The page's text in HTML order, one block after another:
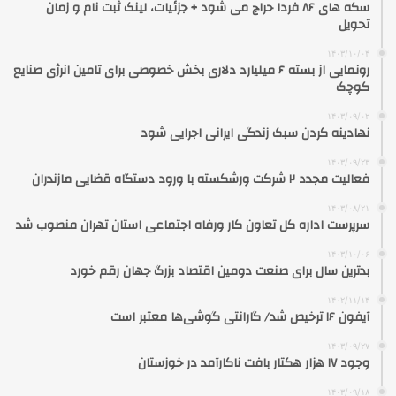
سکه‌ های ۸۶ فردا حراج می شود + جزئیات، لینک ثبت نام و زمان
تحویل
۱۴۰۳/۱۰/۰۴
رونمایی از بسته ۶ میلیارد دلاری بخش خصوصی برای تامین انرژی صنایع
کوچک
۱۴۰۳/۰۹/۰۲
نهادینه کردن سبک زندگی ایرانی اجرایی شود
۱۴۰۳/۰۹/۲۳
فعالیت مجدد ۲ شرکت ورشکسته با ورود دستگاه قضایی مازندران
۱۴۰۳/۰۸/۲۱
سرپرست اداره کل تعاون کار ورفاه اجتماعی استان تهران منصوب شد
۱۴۰۳/۱۰/۰۶
بدترین سال برای صنعت دومین اقتصاد بزرگ جهان رقم خورد
۱۴۰۲/۱۱/۱۴
آیفون ۱۶ ترخیص شد/ گارانتی گوشی‌ها معتبر است
۱۴۰۳/۰۹/۲۷
وجود ۱۷ هزار هکتار بافت ناکارآمد در خوزستان
۱۴۰۳/۰۹/۱۸